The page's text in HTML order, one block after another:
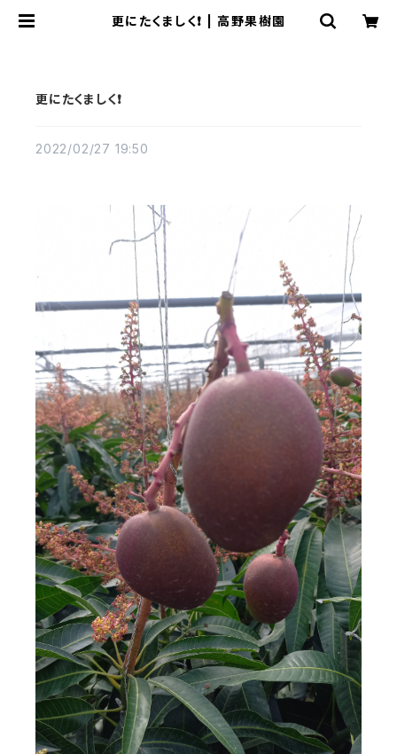
更にたくましく❗ | 高野果樹園
更にたくましく❗
2022/02/27 19:50